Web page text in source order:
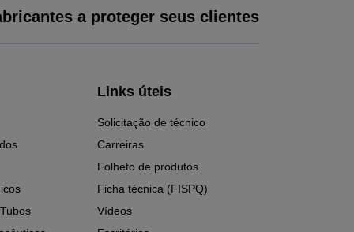
a proteger seus clientes
Links úteis
Solicitação de técnico
Carreiras
Folheto de produtos
Ficha técnica (FISPQ)
Vídeos